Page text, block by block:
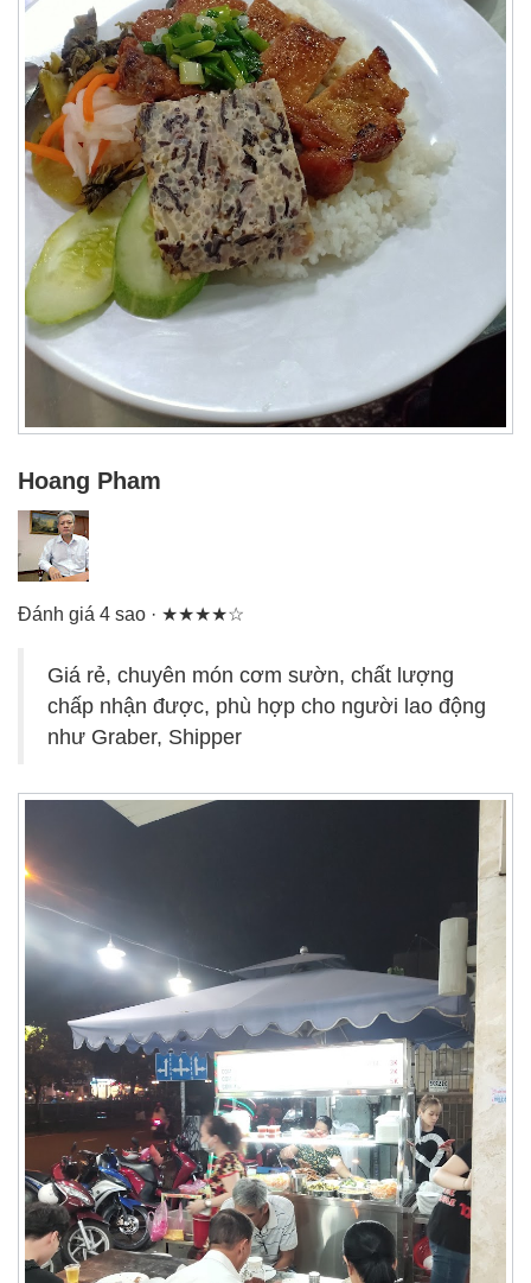
Hoang Pham
Đánh giá 4 sao · ★★★★☆
Giá rẻ, chuyên món cơm sườn, chất lượng
chấp nhận được, phù hợp cho người lao động
như Graber, Shipper